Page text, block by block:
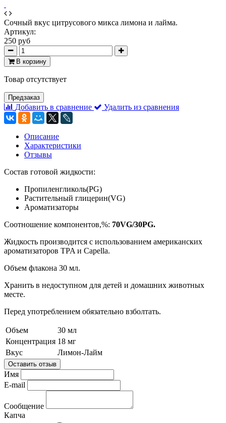
Сочный вкус цитрусового микса лимона и лайма.
Артикул:
250 руб
В корзину
Товар отсутствует
Предзаказ
Добавить в сравнение Удалить из сравнения
Описание
Характеристики
Отзывы
Состав готовой жидкости:
Пропиленгликоль(PG)
Растительный глицерин(VG)
Ароматизаторы
Соотношение компонентов,%: 70VG/30PG.
Жидкость производится с использованием американских
ароматизаторов TPA и Capella.
Объем флакона 30 мл.
Хранить в недоступном для детей и домашних животных
месте.
Перед употреблением обязательно взболтать.
Объем
30 мл
Концентрация 18 мг
Вкус
Лимон-Лайм
Оставить отзыв
Имя
E-mail
Сообщение
Капча